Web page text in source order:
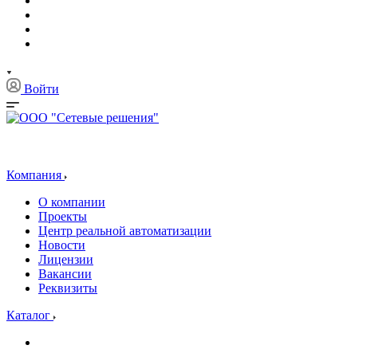
Войти
Компания
О компании
Проекты
Центр реальной автоматизации
Новости
Лицензии
Вакансии
Реквизиты
Каталог